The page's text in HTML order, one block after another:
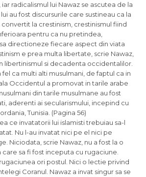
radicalismul lui Nawaz se ascutea de la
au fost discursurile care sustineau ca la
convertit la crestinism, crestinismul fiind
pentru ca nu pretindea,
directioneze fiecare aspect din viata
e prea multa libertate, scrie Nawaz,
libertinismul si decadenta occidentalilor.
fel ca multi alti musulmani, de faptul ca in
Occidentul a promovat in tarile arabe
din tarile musulmane au fost
aderenti ai secularismului, incepind cu
Tunisia. (Pagina 56)
ce invatatorii lui islamisti trebuiau sa-l
Nu l-au invatat nici pe el nici pe
Niciodata, scrie Nawaz, nu a fost la o
sa fi fost inceputa cu rugaciune.
ori postul. Nici o lectie privind
Coranul. Nawaz a invat singur sa se